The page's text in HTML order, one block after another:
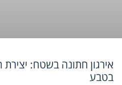
אירגון חתונה בשטח:
בטבע